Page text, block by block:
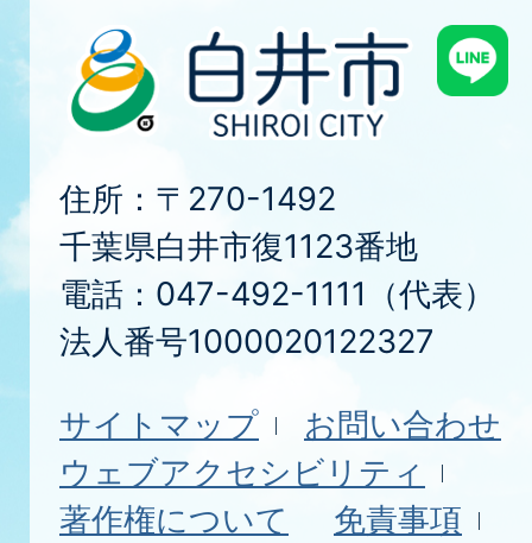
住所：〒270-1492
千葉県白井市復1123番地
電話：047-492-1111（代表）
法人番号1000020122327
サイトマップ
お問い合わせ
ウェブアクセシビリティ
著作権について
免責事項